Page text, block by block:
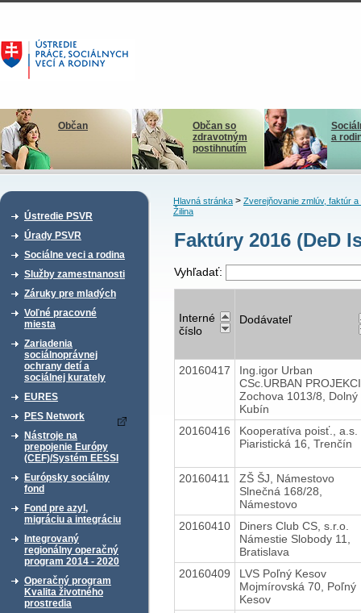
Občan
Občan so
zdravotným
postihnutím
a
Ústredie PSVR
Úrady PSVR
Sociálne veci a rodina
Služby zamestnanosti
Záruky pre mladých
Voľné pracovné
miesta
Zariadenia
sociálnoprávnej
ochrany detí a
sociálnej kurately
EURES
PES Network
Nástroje na
prepojenie Európy
(CEF)/Systém EESSI
Európsky sociálny
fond
Fond pre azyl,
migráciu a integráciu
Integrovaný
regionálny operačný
program 2014 - 2020
Operačný program
Kvalita životného
prostredia
Hlavná stránka> Zverejňovanie zmlúv, faktúr a
Žilina
Faktúry 2016 (DeD
Vyhľadať:
Interné
číslo
Dodávateľ
20160417
Ing.igor Urban
CSc.URBAN
Zochova 1013/8, Dolný
Kubín
20160416
Kooperatíva poisť., a.s.
Piaristická 16, Trenčín
20160411
ZŠ ŠJ, Námestovo
Slnečná 168/28,
Námestovo
20160410
Diners Club CS, s.r.o.
Námestie Slobody 11,
Bratislava
20160409
LVS Poľný Kesov
Mojmírovská 70, Poľný
Kesov